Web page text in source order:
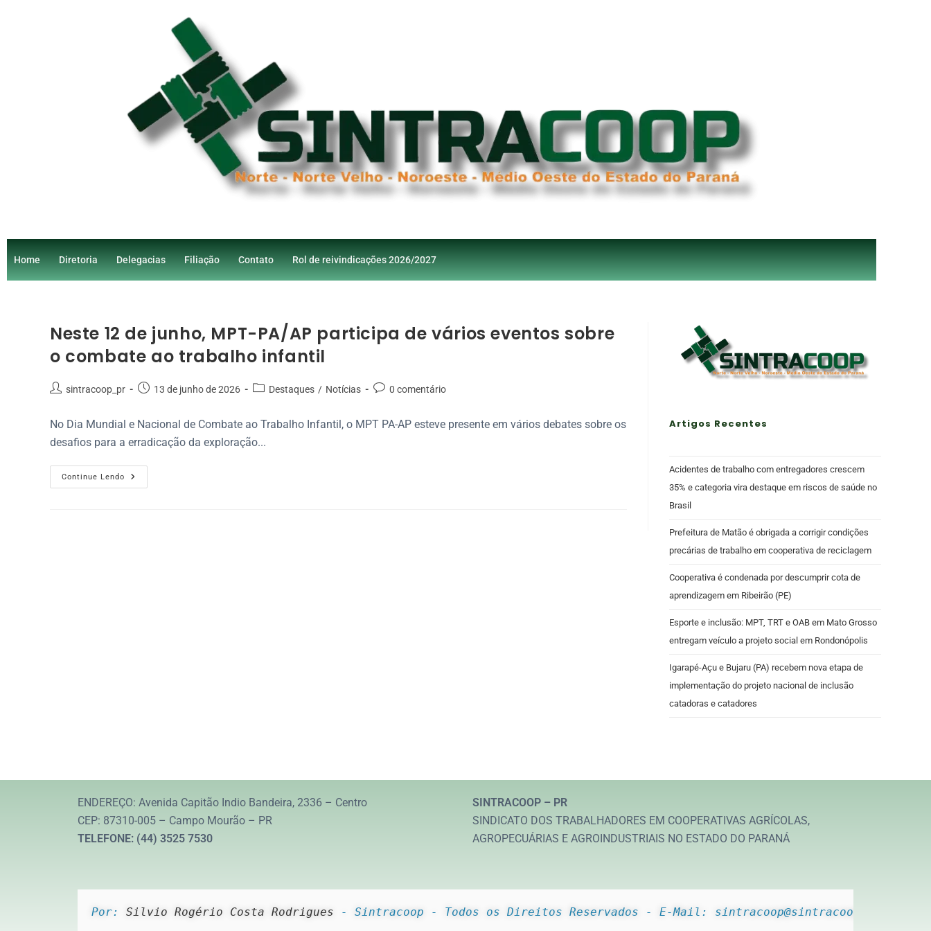
Home Diretoria Delegacias Filiação Contato Rol de reivindicações 2026/2027
Neste 12 de junho, MPT-PA/AP participa de vários eventos sobre
o combate ao trabalho infantil
sintracoop_pr 13 de junho de 2026 Destaques / Notícias 0 comentário
No Dia Mundial e Nacional de Combate ao Trabalho Infantil, o MPT PA-AP esteve presente em vários debates sobre os
desafios para a erradicação da exploração...
Continue Lendo
Artigos Recentes
Acidentes de trabalho com entregadores crescem
35% e categoria vira destaque em riscos de saúde no
Brasil
Prefeitura de Matão é obrigada a corrigir condições
precárias de trabalho em cooperativa de reciclagem
Cooperativa é condenada por descumprir cota de
aprendizagem em Ribeirão (PE)
Esporte e inclusão: MPT, TRT e OAB em Mato Grosso
entregam veículo a projeto social em Rondonópolis
Igarapé-Açu e Bujaru (PA) recebem nova etapa de
implementação do projeto nacional de inclusão
catadoras e catadores
ENDEREÇO: Avenida Capitão Indio Bandeira, 2336 – Centro
CEP: 87310-005 – Campo Mourão – PR
TELEFONE: (44) 3525 7530
SINTRACOOP – PR
SINDICATO DOS TRABALHADORES EM COOPERATIVAS AGRÍCOLAS,
AGROPECUÁRIAS E AGROINDUSTRIAIS NO ESTADO DO PARANÁ
Por: Silvio Rogério Costa Rodrigues - Sintracoop - Todos os Direitos Reservados - E-Mail: sintracoop@sintracoop.com.br